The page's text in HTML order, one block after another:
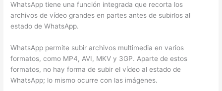
WhatsApp tiene una función integrada que recorta los
archivos de vídeo grandes en partes antes de subirlos al
estado de WhatsApp.
WhatsApp permite subir archivos multimedia en varios
formatos, como MP4, AVI, MKV y 3GP. Aparte de estos
formatos, no hay forma de subir el vídeo al estado de
WhatsApp; lo mismo ocurre con las imágenes.